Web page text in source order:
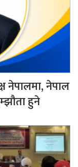
नेपालमा, नेपाल
हुने